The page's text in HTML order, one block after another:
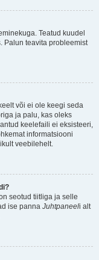
Teatud kuudel
Palun teavita probleemist
või ei ole keegi seda
ja palu, kas oleks
keelefaili ei eksisteeri,
informatsiooni
veebilehelt.
seotud tiitliga ja selle
ise panna Juhtpaneeli alt